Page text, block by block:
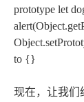
prototype let
to {}
现在，让我们